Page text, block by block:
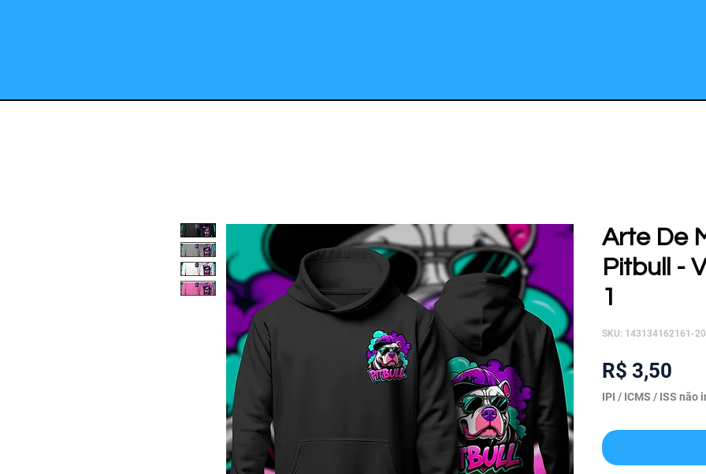
Arte De
Pitbull -
1
SKU: 143134162161-
R$ 3,50
IPI / ICMS / ISS não